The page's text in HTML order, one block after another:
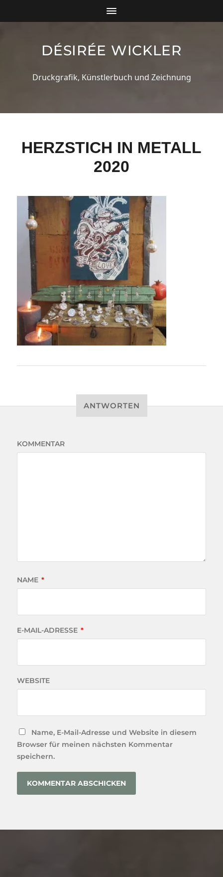
DÉSIRÉE WICKLER
Druckgrafik, Künstlerbuch und Zeichnung
HERZSTICH IN METALL
2020
ANTWORTEN
KOMMENTAR
NAME *
E-MAIL-ADRESSE *
WEBSITE
Name, E-Mail-Adresse und Website in diesem
Browser für meinen nächsten Kommentar
speichern.